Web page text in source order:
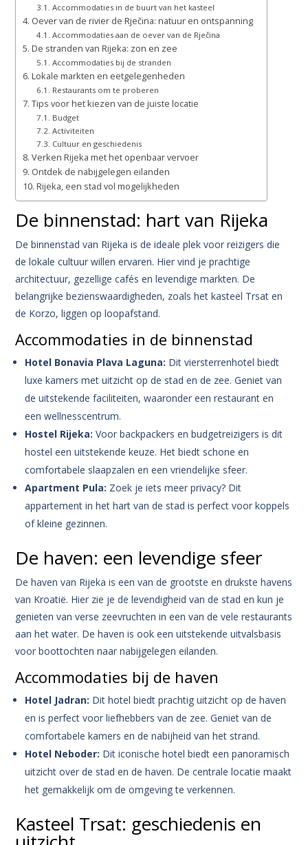
Accommodaties in de buurt van het kasteel
Oever van de rivier de Rječina: natuur en ontspanning
Accommodaties aan de oever van de Rječina
De stranden van Rijeka: zon en zee
Accommodaties bij de stranden
Lokale markten en eetgelegenheden
Restaurants om te proberen
Tips voor het kiezen van de juiste locatie
Budget
Activiteiten
Cultuur en geschiedenis
Verken Rijeka met het openbaar vervoer
Ontdek de nabijgelegen eilanden
Rijeka, een stad vol mogelijkheden
De binnenstad: hart van Rijeka
De binnenstad van Rijeka is de ideale plek voor reizigers die
de lokale cultuur willen ervaren. Hier vind je prachtige
architectuur, gezellige cafés en levendige markten. De
belangrijke bezienswaardigheden, zoals het kasteel Trsat en
de Korzo, liggen op loopafstand.
Accommodaties in de binnenstad
Hotel Bonavia Plava Laguna: Dit viersterrenhotel biedt
luxe kamers met uitzicht op de stad en de zee. Geniet van
de uitstekende faciliteiten, waaronder een restaurant en
een wellnesscentrum.
Hostel Rijeka: Voor backpackers en budgetreizigers is dit
hostel een uitstekende keuze. Het biedt schone en
comfortabele slaapzalen en een vriendelijke sfeer.
Apartment Pula: Zoek je iets meer privacy? Dit
appartement in het hart van de stad is perfect voor koppels
of kleine gezinnen.
De haven: een levendige sfeer
De haven van Rijeka is een van de grootste en drukste havens
van Kroatië. Hier zie je de levendigheid van de stad en kun je
genieten van verse zeevruchten in een van de vele restaurants
aan het water. De haven is ook een uitstekende uitvalsbasis
voor boottochten naar nabijgelegen eilanden.
Accommodaties bij de haven
Hotel Jadran: Dit hotel biedt prachtig uitzicht op de haven
en is perfect voor liefhebbers van de zee. Geniet van de
comfortabele kamers en de nabijheid van het strand.
Hotel Neboder: Dit iconische hotel biedt een panoramisch
uitzicht over de stad en de haven. De centrale locatie maakt
het gemakkelijk om de omgeving te verkennen.
Kasteel Trsat: geschiedenis en